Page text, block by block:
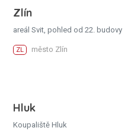
Zlín
areál Svit, pohled od 22. budovy
ZL město Zlín
Hluk
Koupaliště Hluk